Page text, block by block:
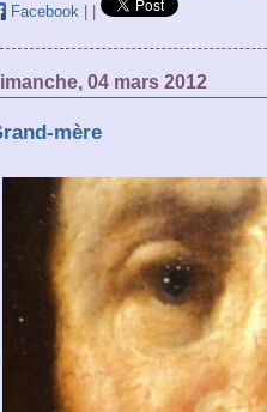
Facebook | |
04 mars 2012
mère